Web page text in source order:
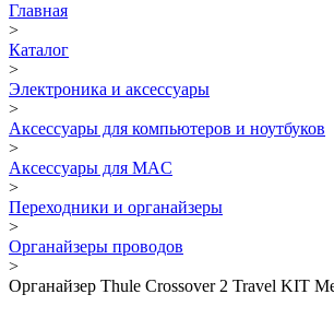
Главная
>
Каталог
>
Электроника и аксессуары
>
Аксессуары для компьютеров и ноутбуков
>
Аксессуары для MAC
>
Переходники и органайзеры
>
Органайзеры проводов
>
Органайзер Thule Crossover 2 Travel KIT